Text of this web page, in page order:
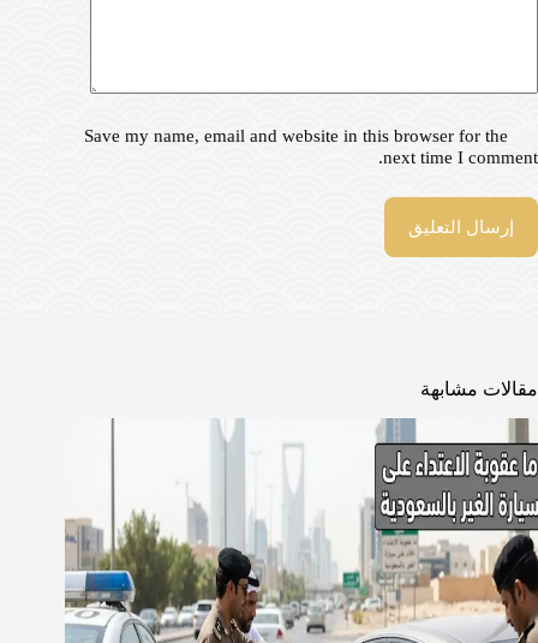
Save my name, email and website in this browser for the
next time I comment.
إرسال التعليق
مقالات مشابهة